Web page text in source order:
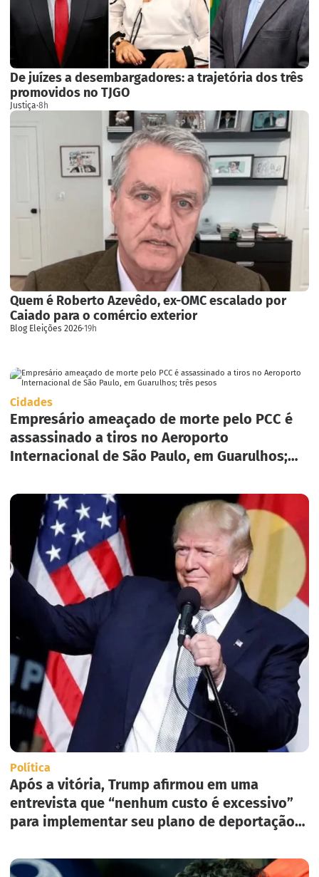
De juízes a desembargadores: a trajetória dos três
promovidos no TJGO
Justiça·8h
Quem é Roberto Azevêdo, ex-OMC escalado por
Caiado para o comércio exterior
Blog Eleições 2026·19h
Cidades
Empresário ameaçado de morte pelo PCC é
assassinado a tiros no Aeroporto
Internacional de São Paulo, em Guarulhos;
Política
Após a vitória, Trump afirmou em uma
entrevista que “nenhum custo é excessivo”
para implementar seu plano de deportação